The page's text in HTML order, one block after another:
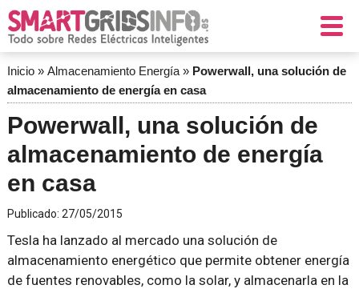
Inicio» Almacenamiento Energía» Powerwall, una solución de
almacenamiento de energía en casa
Powerwall, una solución de
almacenamiento de energía
en casa
Publicado: 27/05/2015
Tesla ha lanzado al mercado una solución de
almacenamiento energético que permite obtener energía
de fuentes renovables, como la solar, y almacenarla en la